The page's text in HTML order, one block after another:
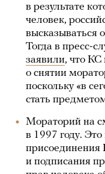
в результате
человек,
высказываться
Тогда в пресс-
заявили, что
о снятии
поскольку «в
стать
Мораторий на
в 1997 году.
присоединения
и подписания